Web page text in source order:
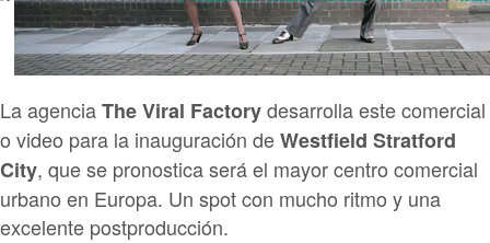
La agenciaThe Viral Factorydesarrolla este comercial
o video para la inauguración deWestfield Stratford
City, que se pronostica será el mayor centro comercial
urbano en Europa. Un spot con mucho ritmo y una
excelente postproducción.